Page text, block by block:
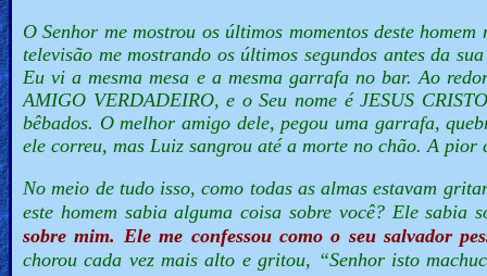
O Senhor me mostrou os últimos momentos deste
televisão me mostrando os últimos segundos antes da
Eu vi a mesma mesa e a mesma garrafa no bar. Ao
AMIGO VERDADEIRO, e o Seu nome é JESUS
bêbados. O melhor amigo dele, pegou uma garrafa,
ele correu, mas Luiz sangrou até a morte no chão. A pior
No meio de tudo isso, como todas as almas estavam
este homem sabia alguma coisa sobre você? Ele sabia
sobre mim. Ele me confessou como o seu salvador
chorou cada vez mais alto e gritou, “Senhor isto